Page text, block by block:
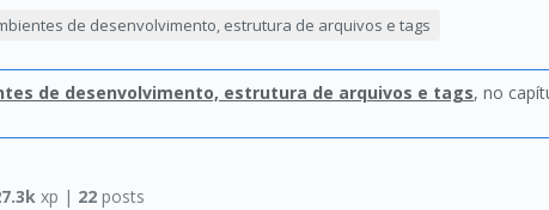
de desenvolvimento, estrutura de arquivos e tags
de desenvolvimento, estrutura de arquivos e tags, no
xp | 22 posts